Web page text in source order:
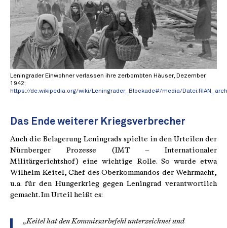
Leningrader Einwohner verlassen ihre zerbombten Häuser, Dezember
1942;
https://de.wikipedia.org/wiki/Leningrader_Blockade#/media/
Das Ende weiterer Kriegsverbrecher
Auch die Belagerung Leningrads spielte in den Urteilen der
Nürnberger Prozesse (IMT – Internationaler
Militärgerichtshof) eine wichtige Rolle. So wurde etwa
Wilhelm Keitel, Chef des Oberkommandos der Wehrmacht,
u. a. für den Hungerkrieg gegen Leningrad verantwortlich
gemacht. Im Urteil heißt es:
„Keitel hat den Kommissarbefehl unterzeichnet und